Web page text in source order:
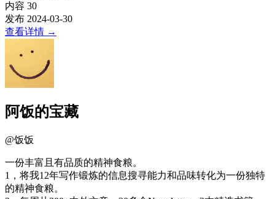
内容 30
发布 2024-03-30
查看详情 →
阿饭的宝藏
@饭饭
一份丰富且有品质的精神食粮。
1，将我12年写作锻炼的信息搜寻能力和品味转化为一份独特
的精神食粮。